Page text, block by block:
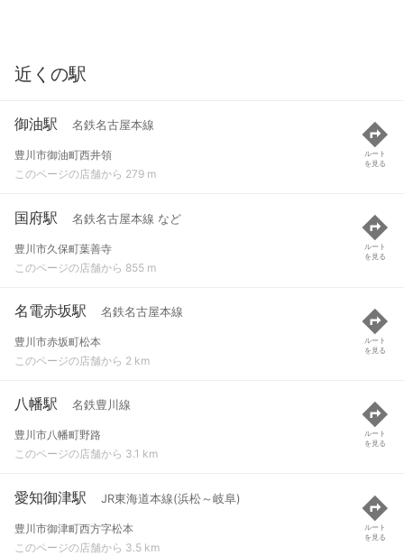
近くの駅
御油駅 名鉄名古屋本線
豊川市御油町西井領
このページの店舗から 279 m
ルート
を見る
国府駅 名鉄名古屋本線 など
豊川市久保町葉善寺
このページの店舗から 855 m
ルート
を見る
名電赤坂駅 名鉄名古屋本線
豊川市赤坂町松本
このページの店舗から 2 km
ルート
を見る
八幡駅 名鉄豊川線
豊川市八幡町野路
このページの店舗から 3.1 km
ルート
を見る
愛知御津駅 JR東海道本線(浜松～岐阜)
豊川市御津町西方字松本
このページの店舗から 3.5 km
ルート
を見る